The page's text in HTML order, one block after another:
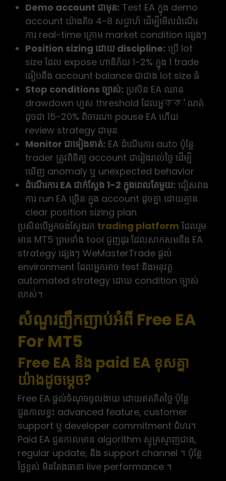
Demo account ជាមុន: Test EA ក្នុង demo
account យ៉ាងតិច 4-8 សប្ដាហ៍ ដើម្បីមើលដំណើរ
ការ real-time ក្រោម market condition ផ្សេងៗ
Position sizing ដោយ discipline: ប្រើ lot
size ដែល expose ហានិភ័យ 1-2% ក្នុង 1 trade
ធៀបនឹង account balance ជាជាង lot size ធំ
Stop conditions ច្បាស់: ប្រសិន EA ឈាន
drawdown ហួស threshold ដែលអ្នককំណត់
ដូចជា 15-20% ពិចារណា pause EA ហើយ
review strategy ជាមុន
Monitor ជាទៀងទាត់: EA ដំណើរការ auto ប៉ុន្តែ
trader ត្រូវពិនិត្យ account ជារៀងរាល់ថ្ងៃ ដើម្បី
ឃើញ anomaly ឬ unexpected behavior
ដំណើរការ EA ជាក់ស្ដែង 1-2 ក្នុងពេលតែមួយ: ជៀសវាង
ការ run EA ច្រើន ក្នុង account ដូចគ្នា ដោយគ្មាន
clear position sizing plan
ប្រសិនបើអ្នកចង់ស្វែងរក trading platform ដែលរួម
មាន MT5 ព្រមទាំង tool ជួញដូរ ដែលសាកសមនឹង EA
strategy ផ្សេងៗ WeMasterTrade ផ្ដល់
environment ដែលអ្នកអាច test និងអនុវត្ត
automated strategy ដោយ condition ច្បាស់
លាស់។
សំណួរញឹកញាប់អំពី Free EA
For MT5
Free EA និង paid EA ខុសគ្នា
យ៉ាងដូចម្តេច?
Free EA ផ្ដល់ចំណុចចូលងាយ ដោយឥតគិតថ្លៃ ប៉ុន្តែ
ជួនកាលខ្វះ advanced feature, customer
support ឬ developer commitment ជំហរ។
Paid EA ជួនកាលមាន algorithm ស្មុគ្រស្មាញជាង,
regular update, និង support channel ។ ប៉ុន្តែ
ថ្លៃខ្ពស់ មិនតែងធានា live performance ។